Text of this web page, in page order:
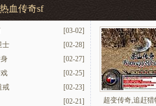
血传奇sf
[03-02]
[02-28]
士
[02-27]
[02-25]
[02-23]
戒
[02-21]
超变传奇,追赶